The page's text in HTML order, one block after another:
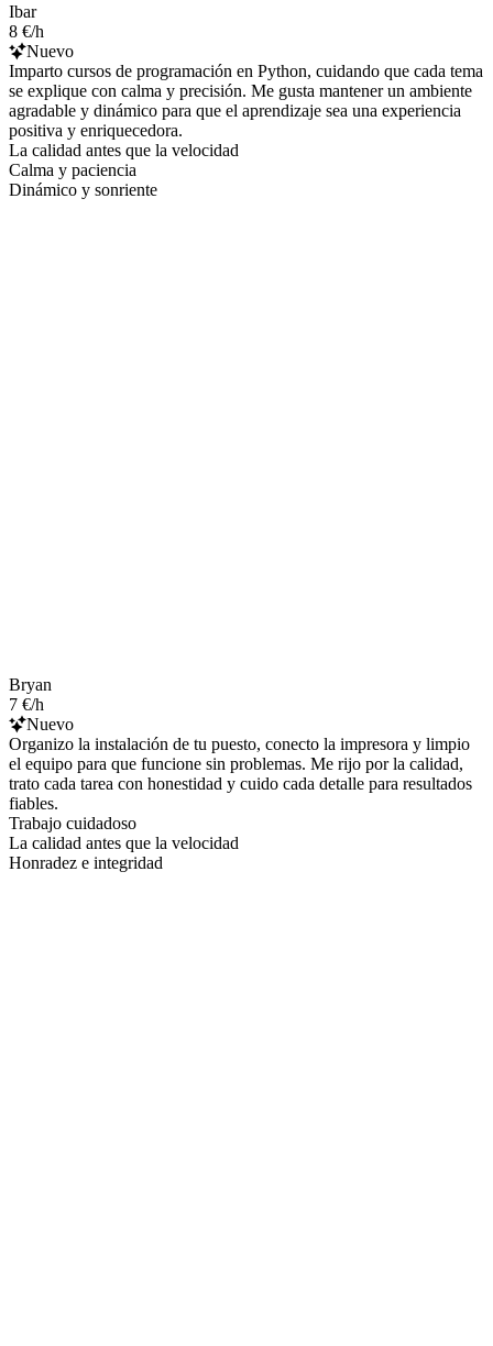
Ibar
8 €/h
Nuevo
Imparto cursos de programación en Python, cuidando que cada tema
se explique con calma y precisión. Me gusta mantener un ambiente
agradable y dinámico para que el aprendizaje sea una experiencia
positiva y enriquecedora.
La calidad antes que la velocidad
Calma y paciencia
Dinámico y sonriente
Bryan
7 €/h
Nuevo
Organizo la instalación de tu puesto, conecto la impresora y limpio
el equipo para que funcione sin problemas. Me rijo por la calidad,
trato cada tarea con honestidad y cuido cada detalle para resultados
fiables.
Trabajo cuidadoso
La calidad antes que la velocidad
Honradez e integridad